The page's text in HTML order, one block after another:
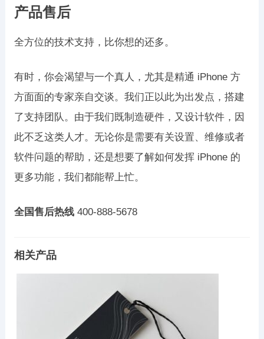
产品售后
全方位的技术支持，比你想的还多。
有时，你会渴望与一个真人，尤其是精通 iPhone 方
方面面的专家亲自交谈。我们正以此为出发点，搭建
了支持团队。由于我们既制造硬件，又设计软件，因
此不乏这类人才。无论你是需要有关设置、维修或者
软件问题的帮助，还是想要了解如何发挥 iPhone 的
更多功能，我们都能帮上忙。
全国售后热线400-888-5678
相关产品